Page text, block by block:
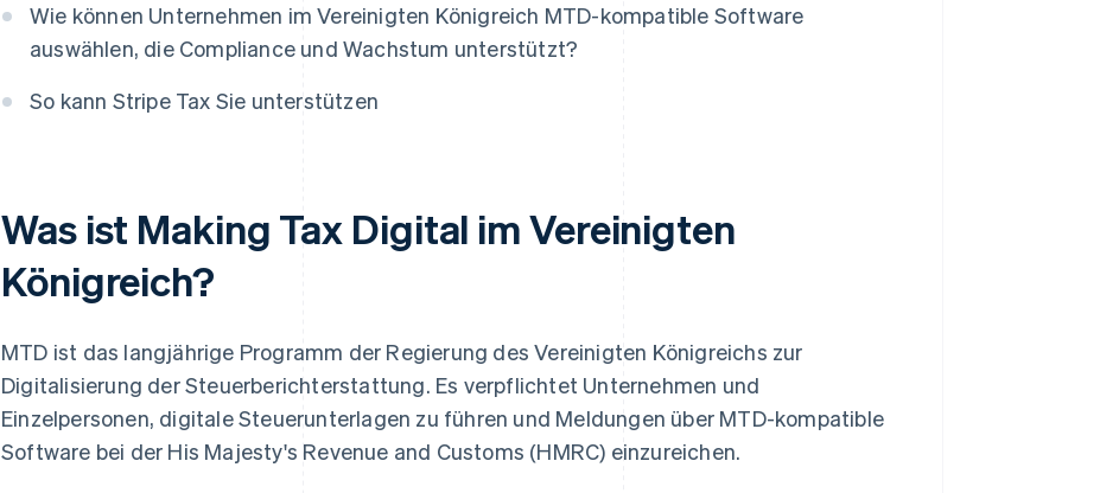
Wie können Unternehmen im Vereinigten Königreich MTD-kompatible Software
auswählen, die Compliance und Wachstum unterstützt?
So kann Stripe Tax Sie unterstützen
Was ist Making Tax Digital im Vereinigten
Königreich?
MTD ist das langjährige Programm der Regierung des Vereinigten Königreichs zur
Digitalisierung der Steuerberichterstattung. Es verpflichtet Unternehmen und
Einzelpersonen, digitale Steuerunterlagen zu führen und Meldungen über MTD-kompatible
Software bei der His Majesty's Revenue and Customs (HMRC) einzureichen.